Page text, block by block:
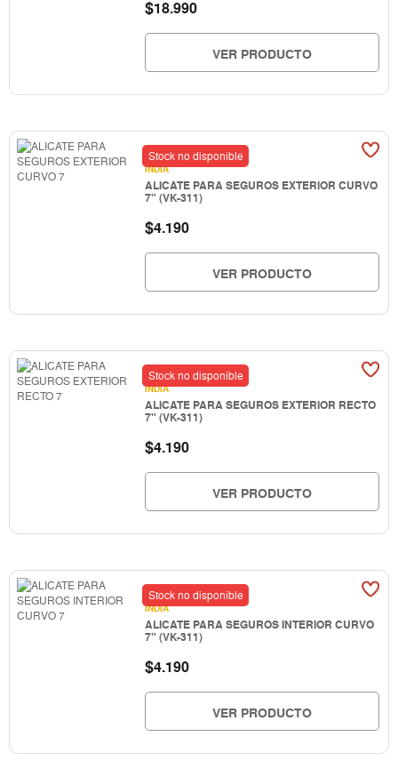
$18.990
VER PRODUCTO
Stock no disponible
INDIA
ALICATE PARA SEGUROS EXTERIOR CURVO
7" (VK-311)
$4.190
VER PRODUCTO
Stock no disponible
INDIA
ALICATE PARA SEGUROS EXTERIOR RECTO
7" (VK-311)
$4.190
VER PRODUCTO
Stock no disponible
INDIA
ALICATE PARA SEGUROS INTERIOR CURVO
7" (VK-311)
$4.190
VER PRODUCTO